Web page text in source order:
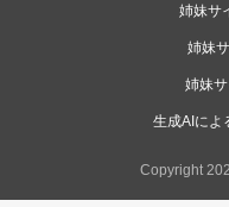
姉妹サ
姉妹
姉妹
生成AIによ
Copyright